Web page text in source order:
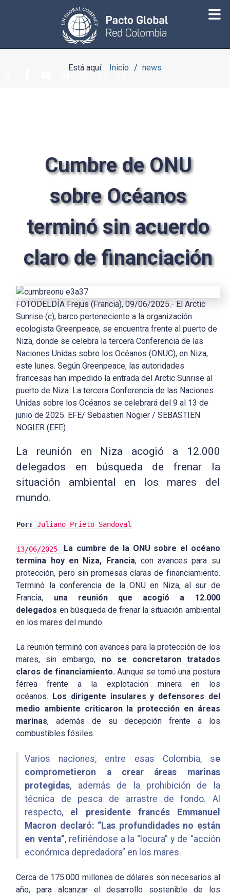
Está aquí: Inicio news
Cumbre de ONU
sobre Océanos
terminó sin acuerdo
claro de financiación
FOTODELDÍA Frejus (Francia), 09/06/2025.- El Arctic
Sunrise (c), barco perteneciente a la organización
ecologista Greenpeace, se encuentra frente al puerto de
Niza, donde se celebra la tercera Conferencia de las
Naciones Unidas sobre los Océanos (ONUC), en Niza,
este lunes. Según Greenpeace, las autoridades
francesas han impedido la entrada del Arctic Sunrise al
puerto de Niza. La tercera Conferencia de las Naciones
Unidas sobre los Océanos se celebrará del 9 al 13 de
junio de 2025. EFE/ Sebastien Nogier / SEBASTIEN
NOGIER (EFE)
La reunión en Niza acogió a 12.000
delegados en búsqueda de frenar la
situación ambiental en los mares del
mundo.
Por: Juliano Prieto Sandoval
13/06/2025
La cumbre de la ONU sobre el océano
termina hoy en Niza, Francia, con avances para su
protección, pero sin promesas claras de financiamiento.
Terminó la conferencia de la ONU en Niza, al sur de
Francia, una reunión que acogió a 12.000
delegados en búsqueda de frenar la situación ambiental
en los mares del mundo.
La reunión terminó con avances para la protección de los
mares, sin embargo, no se concretaron tratados
claros de financiamiento. Aunque se tomó una postura
férrea frente a la explotación minera en los
océanos. Los dirigente insulares y defensores del
medio ambiente criticaron la protección en áreas
marinas, además de su decepción frente a los
combustibles fósiles.
Varios naciones, entre esas Colombia, se
comprometieron a crear áreas marinas
protegidas, además de la prohibición de la
técnica de pesca de arrastre de fondo. Al
respecto, el presidente francés Emmanuel
Macron declaró: “Las profundidades no están
en venta”, refiriéndose a la “locura” y de “acción
económica depredadora” en los mares.
Cerca de 175.000 millones de dólares son necesarios al
año, para alcanzar el desarrollo sostenible de los